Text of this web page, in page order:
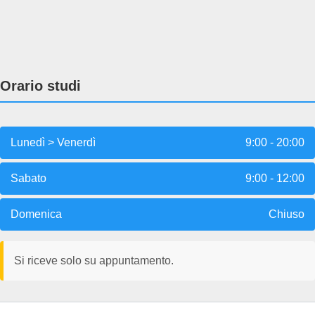
Orario studi
Lunedì > Venerdì 9:00 - 20:00
Sabato 9:00 - 12:00
Domenica Chiuso
Si riceve solo su appuntamento.